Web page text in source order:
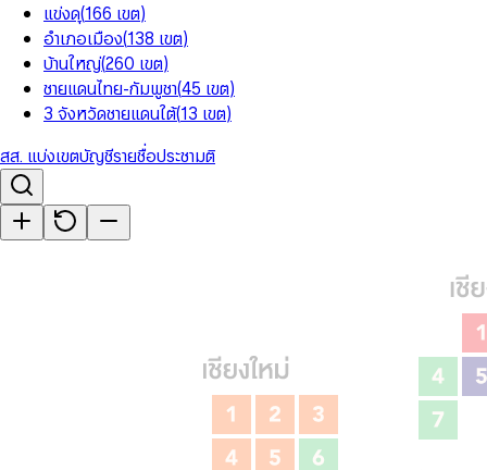
แข่งดุ(166 เขต)
อำเภอเมือง(138 เขต)
บ้านใหญ่(260 เขต)
ชายแดนไทย-กัมพูชา(45 เขต)
3 จังหวัดชายแดนใต้(13 เขต)
สส. แบ่งเขตบัญชีรายชื่อประชามติ